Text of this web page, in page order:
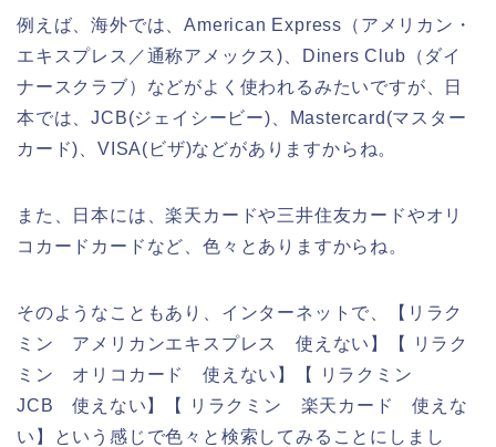
例えば、海外では、American Express（アメリカン・
エキスプレス／通称アメックス)、Diners Club（ダイ
ナースクラブ）などがよく使われるみたいですが、日
本では、JCB(ジェイシービー)、Mastercard(マスター
カード)、VISA(ビザ)などがありますからね。
また、日本には、楽天カードや三井住友カードやオリ
コカードカードなど、色々とありますからね。
そのようなこともあり、インターネットで、【リラク
ミン アメリカンエキスプレス 使えない】【 リラク
ミン オリコカード 使えない】【 リラクミン
JCB 使えない】【 リラクミン 楽天カード 使えな
い】という感じで色々と検索してみることにしまし